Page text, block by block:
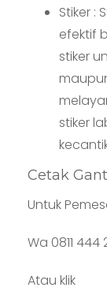
Stiker :
efektif
stiker
stiker
Cetak
Untuk
Wa 0811 444
Atau klik